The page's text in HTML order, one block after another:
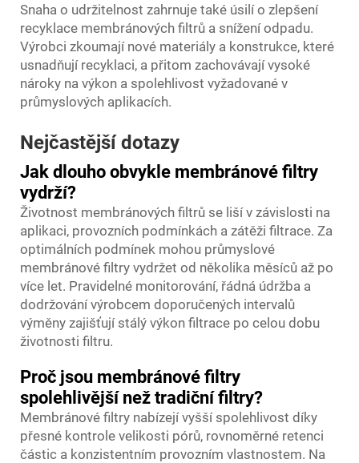
Snaha o udržitelnost zahrnuje také úsilí o zlepšení
recyklace membránových filtrů a snížení odpadu.
Výrobci zkoumají nové materiály a konstrukce, které
usnadňují recyklaci, a přitom zachovávají vysoké
nároky na výkon a spolehlivost vyžadované v
průmyslových aplikacích.
Nejčastější dotazy
Jak dlouho obvykle membránové filtry
vydrží?
Životnost membránových filtrů se liší v závislosti na
aplikaci, provozních podmínkách a zátěži filtrace. Za
optimálních podmínek mohou průmyslové
membránové filtry vydržet od několika měsíců až po
více let. Pravidelné monitorování, řádná údržba a
dodržování výrobcem doporučených intervalů
výměny zajišťují stálý výkon filtrace po celou dobu
životnosti filtru.
Proč jsou membránové filtry
spolehlivější než tradiční filtry?
Membránové filtry nabízejí vyšší spolehlivost díky
přesné kontrole velikosti pórů, rovnoměrné retenci
částic a konzistentním provozním vlastnostem. Na